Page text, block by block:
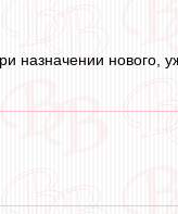
назначении нового,